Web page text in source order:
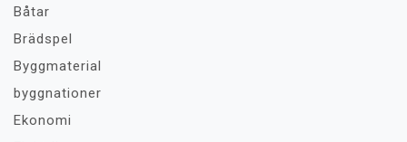
Båtar
Brädspel
Byggmaterial
byggnationer
Ekonomi